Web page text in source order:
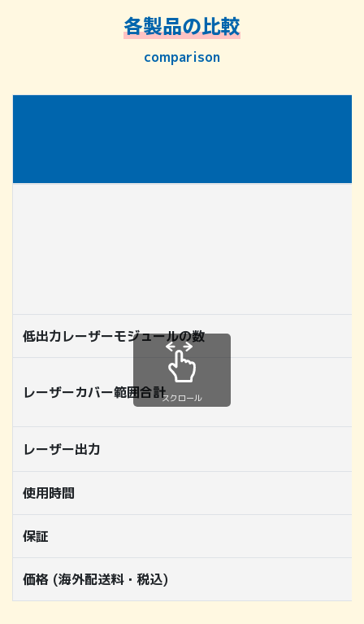
各製品の比較
comparison
低出力レーザーモジュールの数
レーザーカバー範囲合計
レーザー出力
使用時間
保証
価格 (海外配送料・税込)
スクロール